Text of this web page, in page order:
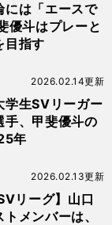
には「エースで
優斗はプレーと
目指す
学生SVリーガー
手、甲斐優斗の
年
2026.02.14更新
リーグ】山口
メンバーは、
2026.02.13更新